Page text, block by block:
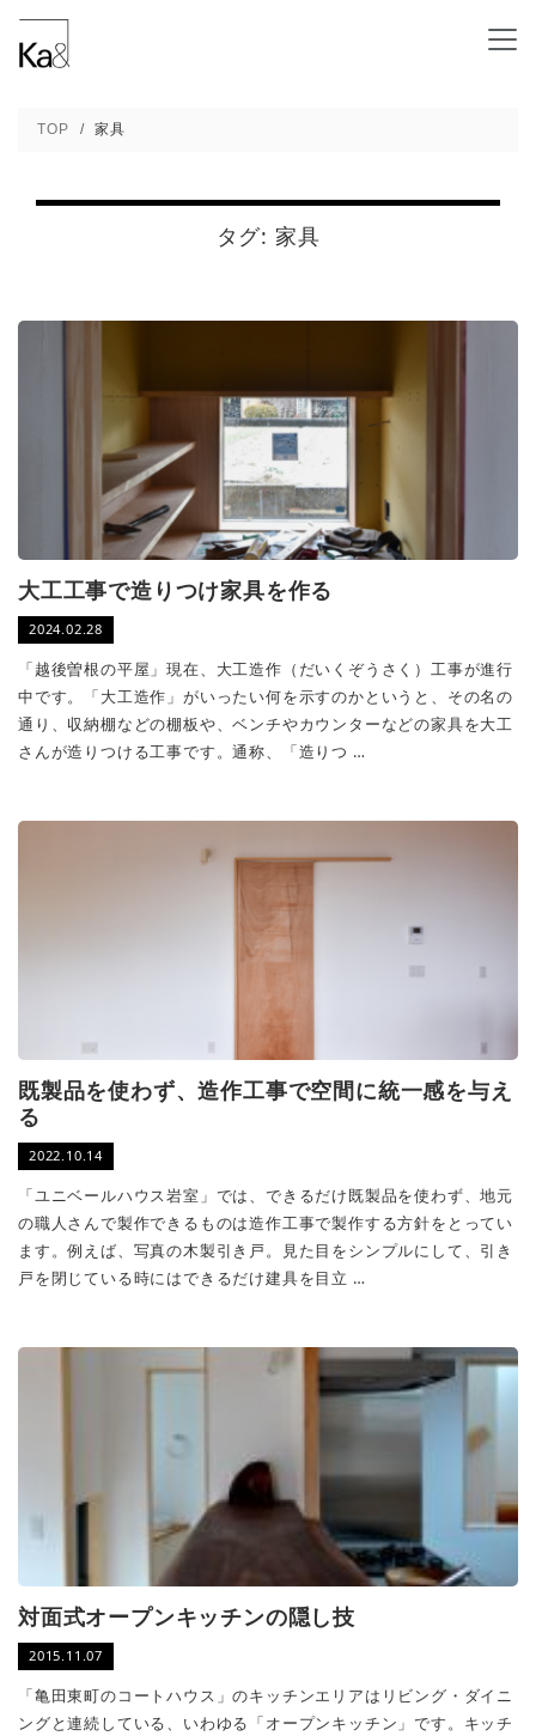
大工工事で造りつけ家具を作る - 新潟の建築
TOP 家具
タグ: 家具
大工工事で造りつけ家具を作る
2024.02.28
「越後曽根の平屋」現在、大工造作（だいくぞうさく）工事が進行
中です。「大工造作」がいったい何を示すのかというと、その名の
通り、収納棚などの棚板や、ベンチやカウンターなどの家具を大工
さんが造りつける工事です。通称、「造りつ …
既製品を使わず、造作工事で空間に統一感を与え
る
2022.10.14
「ユニベールハウス岩室」では、できるだけ既製品を使わず、地元
の職人さんで製作できるものは造作工事で製作する方針をとってい
ます。例えば、写真の木製引き戸。見た目をシンプルにして、引き
戸を閉じている時にはできるだけ建具を目立 …
対面式オープンキッチンの隠し技
2015.11.07
「亀田東町のコートハウス」のキッチンエリアはリビング・ダイニ
ングと連続している、いわゆる「オープンキッチン」です。キッチ